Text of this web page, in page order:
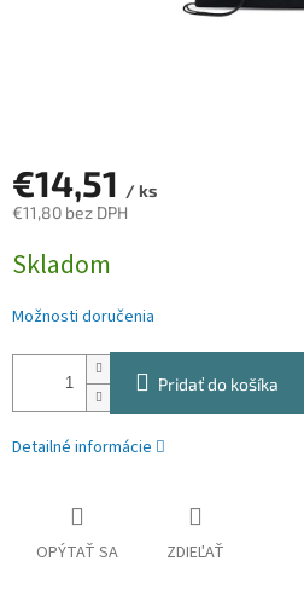
€14,51 / ks
€11,80 bez DPH
cena:
Skladom
Možnosti doručenia
Pridať do košíka
Detailné informácie
OPÝTAŤ SA ZDIEĽAŤ